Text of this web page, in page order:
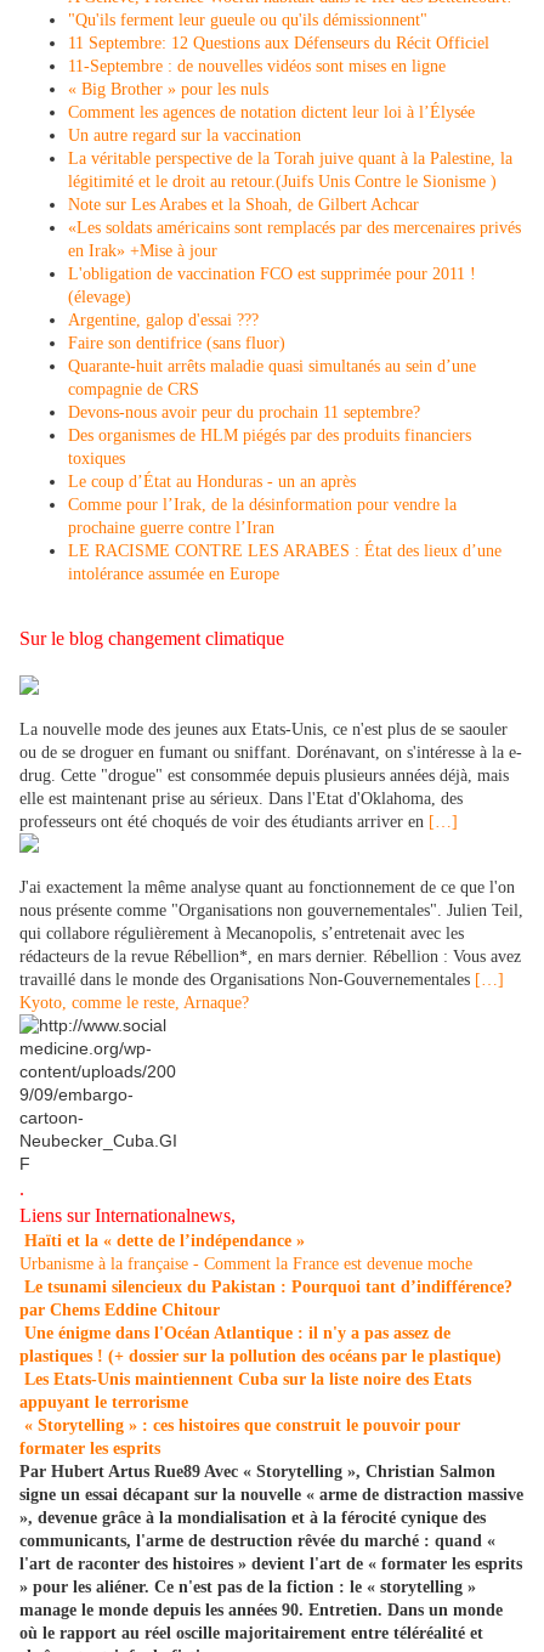
"Qu'ils ferment leur gueule ou qu'ils démissionnent"
11 Septembre: 12 Questions aux Défenseurs du Récit Officiel
11-Septembre : de nouvelles vidéos sont mises en ligne
« Big Brother » pour les nuls
Comment les agences de notation dictent leur loi à l’Élysée
Un autre regard sur la vaccination
La véritable perspective de la Torah juive quant à la Palestine, la
légitimité et le droit au retour.(Juifs Unis Contre le Sionisme )
Note sur Les Arabes et la Shoah, de Gilbert Achcar
«Les soldats américains sont remplacés par des mercenaires privés
en Irak» +Mise à jour
L'obligation de vaccination FCO est supprimée pour 2011 !
(élevage)
Argentine, galop d'essai ???
Faire son dentifrice (sans fluor)
Quarante-huit arrêts maladie quasi simultanés au sein d’une
compagnie de CRS
Devons-nous avoir peur du prochain 11 septembre?
Des organismes de HLM piégés par des produits financiers
toxiques
Le coup d’État au Honduras - un an après
Comme pour l’Irak, de la désinformation pour vendre la
prochaine guerre contre l’Iran
LE RACISME CONTRE LES ARABES : État des lieux d’une
intolérance assumée en Europe
Sur le blog changement climatique
La nouvelle mode des jeunes aux Etats-Unis, ce n'est plus de se saouler
ou de se droguer en fumant ou sniffant. Dorénavant, on s'intéresse à la e-
drug. Cette "drogue" est consommée depuis plusieurs années déjà, mais
elle est maintenant prise au sérieux. Dans l'Etat d'Oklahoma, des
professeurs ont été choqués de voir des étudiants arriver en […]
J'ai exactement la même analyse quant au fonctionnement de ce que l'on
nous présente comme "Organisations non gouvernementales". Julien Teil,
qui collabore régulièrement à Mecanopolis, s’entretenait avec les
rédacteurs de la revue Rébellion*, en mars dernier. Rébellion : Vous avez
travaillé dans le monde des Organisations Non-Gouvernementales […]
Kyoto, comme le reste, Arnaque?
.
Liens sur Internationalnews,
Haïti et la « dette de l’indépendance »
Urbanisme à la française - Comment la France est devenue moche
Le tsunami silencieux du Pakistan : Pourquoi tant d’indifférence?
par Chems Eddine Chitour
Une énigme dans l'Océan Atlantique : il n'y a pas assez de
plastiques ! (+ dossier sur la pollution des océans par le plastique)
Les Etats-Unis maintiennent Cuba sur la liste noire des Etats
appuyant le terrorisme
« Storytelling » : ces histoires que construit le pouvoir pour
formater les esprits
Par Hubert Artus Rue89 Avec « Storytelling », Christian Salmon
signe un essai décapant sur la nouvelle « arme de distraction massive
», devenue grâce à la mondialisation et à la férocité cynique des
communicants, l'arme de destruction rêvée du marché : quand «
l'art de raconter des histoires » devient l'art de « formater les esprits
» pour les aliéner. Ce n'est pas de la fiction : le « storytelling »
manage le monde depuis les années 90. Entretien. Dans un monde
où le rapport au réel oscille majoritairement entre téléréalité et